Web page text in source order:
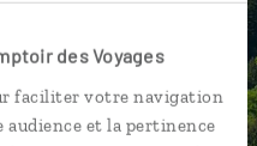
des Voyages
faciliter votre navigation
et la pertinence
avant,